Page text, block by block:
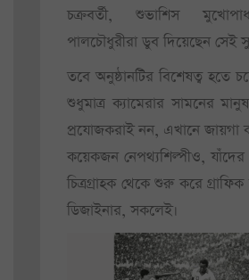
চক্রবর্তী, শুভাশিস
পালচৌধুরীরা ডুব দিয়েছেন সেই
তবে অনুষ্ঠানটির বিশেষত্ব হতে
শুধুমাত্র ক্যামেরার সামনের
প্রযোজকরাই নন, এখানে জায়গা
কয়েকজন নেপথ্যশিল্পীও,
চিত্রগ্রাহক থেকে শুরু করে গ্রাফিক
ডিজাইনার, সকলেই।